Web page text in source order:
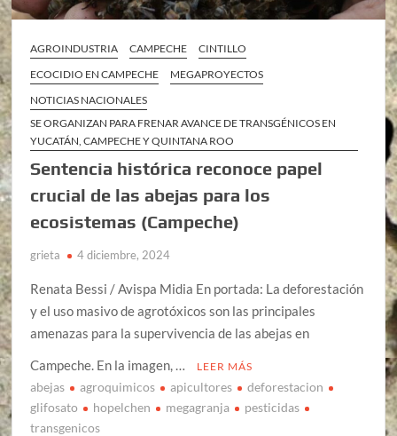
AGROINDUSTRIA CAMPECHE
CINTILLO
ECOCIDIO EN CAMPECHE
MEGAPROYECTOS
NOTICIAS NACIONALES
SE ORGANIZAN PARA FRENAR AVANCE DE TRANSGÉNICOS EN
YUCATÁN, CAMPECHE Y QUINTANA ROO
Sentencia histórica reconoce papel
crucial de las abejas para los
ecosistemas (Campeche)
grieta 4 diciembre, 2024
Renata Bessi / Avispa Midia En portada: La deforestación
y el uso masivo de agrotóxicos son las principales
amenazas para la supervivencia de las abejas en
Campeche. En la imagen, …
LEER MÁS
abejas agroquimicos apicultores
deforestacion
glifosato
hopelchen megagranja
pesticidas
transgenicos